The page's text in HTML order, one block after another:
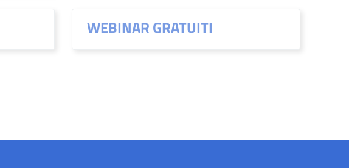
WEBINAR GRATUITI